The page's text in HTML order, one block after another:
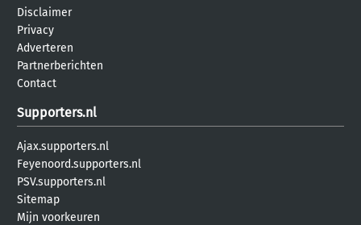
Disclaimer
Privacy
Adverteren
Partnerberichten
Contact
Supporters.nl
Ajax.supporters.nl
Feyenoord.supporters.nl
PSV.supporters.nl
Sitemap
Mijn voorkeuren